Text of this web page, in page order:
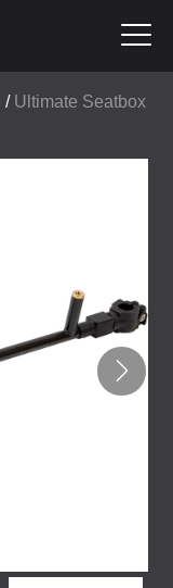
/ Ultimate Seatbox